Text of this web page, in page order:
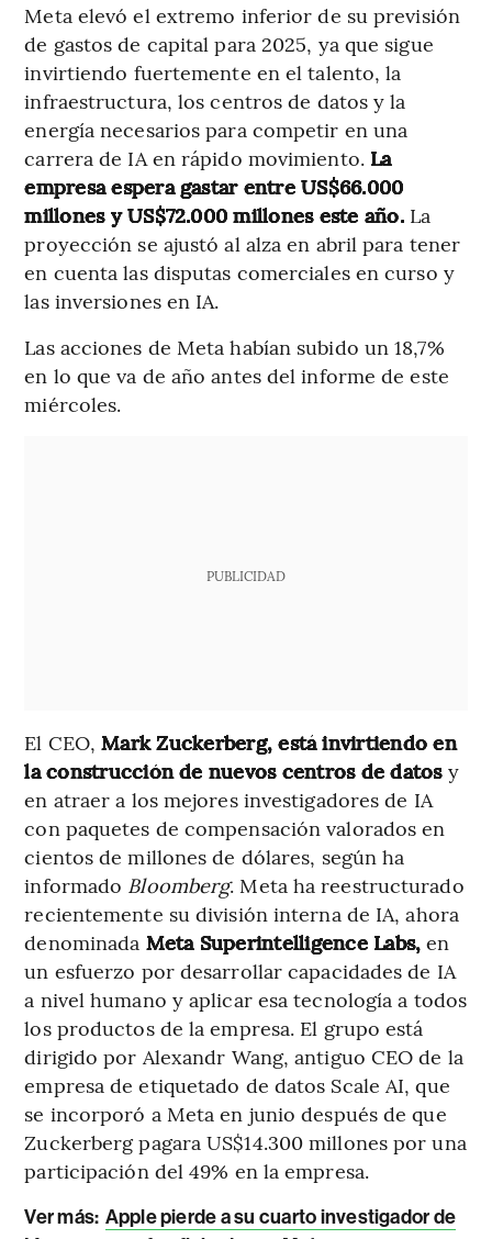
Meta elevó el extremo inferior de su previsión
de gastos de capital para 2025, ya que sigue
invirtiendo fuertemente en el talento, la
infraestructura, los centros de datos y la
energía necesarios para competir en una
carrera de IA en rápido movimiento. La
empresa espera gastar entre US$66.000
millones y US$72.000 millones este año.La
proyección se ajustó al alza en abril para tener
en cuenta las disputas comerciales en curso y
las inversiones en IA.
Las acciones de Meta habían subido un 18,7%
en lo que va de año antes del informe de este
miércoles.
PUBLICIDAD
El CEO,Mark Zuckerberg, está invirtiendo en
la construcción de nuevos centros de datosy
en atraer a los mejores investigadores de IA
con paquetes de compensación valorados en
cientos de millones de dólares, según ha
informado Bloomberg. Meta ha reestructurado
recientemente su división interna de IA, ahora
denominada Meta Superintelligence Labs, en
un esfuerzo por desarrollar capacidades de IA
a nivel humano y aplicar esa tecnología a todos
los productos de la empresa. El grupo está
dirigido por Alexandr Wang, antiguo CEO de la
empresa de etiquetado de datos Scale AI, que
se incorporó a Meta en junio después de que
Zuckerberg pagara US$14.300 millones por una
participación del 49% en la empresa.
Ver más: Apple pierde a su cuarto investigador de